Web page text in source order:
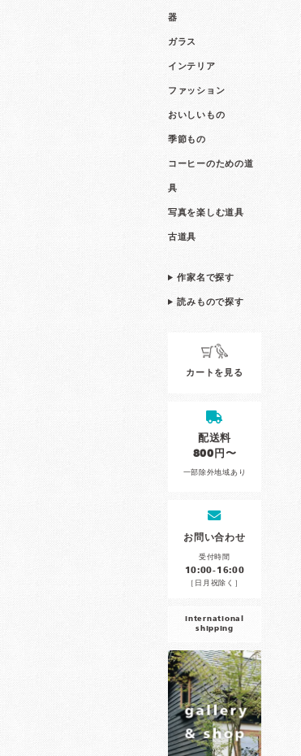
器
ガラス
インテリア
ファッション
おいしいもの
季節もの
コーヒーのための道
具
写真を楽しむ道具
古道具
作家名で探す
読みもので探す
カートを見る
配送料
800円〜
一部除外地域あり
お問い合わせ
受付時間
10:00-16:00
［日月祝除く］
international
shipping